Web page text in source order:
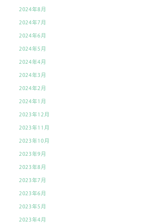
2024年8月
2024年7月
2024年6月
2024年5月
2024年4月
2024年3月
2024年2月
2024年1月
2023年12月
2023年11月
2023年10月
2023年9月
2023年8月
2023年7月
2023年6月
2023年5月
2023年4月